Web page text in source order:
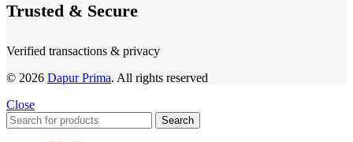
Trusted & Secure
Verified transactions & privacy
© 2026 Dapur Prima. All rights reserved
Close
Search